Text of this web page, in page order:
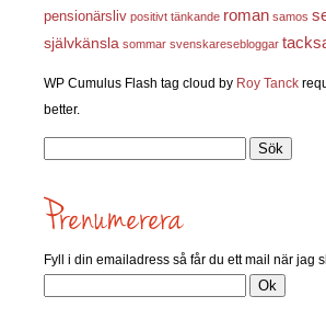
pensionärsliv positivt tänkande roman samos
självkänsla sommar svenskaresebloggar
WP Cumulus Flash tag cloud by Roy Tanck
better.
Fyll i din emailadress så får du ett mail när jag